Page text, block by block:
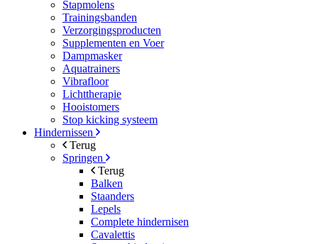
Stapmolens
Trainingsbanden
Verzorgingsproducten
Supplementen en Voer
Dampmasker
Aquatrainers
Vibrafloor
Lichttherapie
Hooistomers
Stop kicking systeem
Hindernissen
Terug
Springen
Terug
Balken
Staanders
Lepels
Complete hindernisen
Cavalettis